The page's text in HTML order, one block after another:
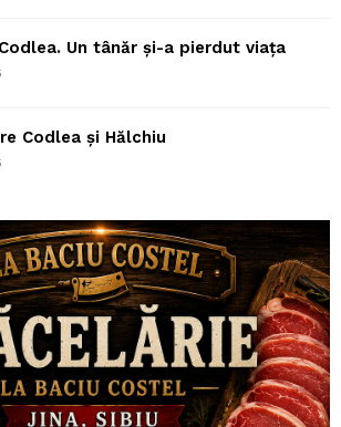
Un tânăr și-a pierdut viața
Codlea și Hălchiu